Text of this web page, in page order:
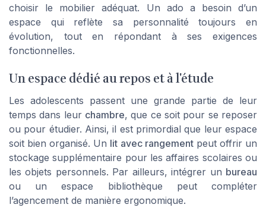
choisir le mobilier adéquat. Un ado a besoin d’un
espace qui reflète sa personnalité toujours en
évolution, tout en répondant à ses exigences
fonctionnelles.
Un espace dédié au repos et à l'étude
Les adolescents passent une grande partie de leur
temps dans leur chambre, que ce soit pour se reposer
ou pour étudier. Ainsi, il est primordial que leur espace
soit bien organisé. Un lit avec rangementpeut offrir un
stockage supplémentaire pour les affaires scolaires ou
les objets personnels. Par ailleurs, intégrer un bureau
ou un espace bibliothèque peut compléter
l’agencement de manière ergonomique.